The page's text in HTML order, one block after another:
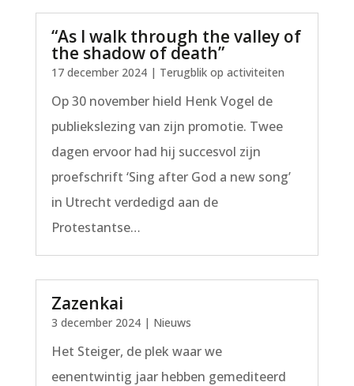
“As I walk through the valley of
the shadow of death”
17 december 2024 | Terugblik op activiteiten
Op 30 november hield Henk Vogel de
publiekslezing van zijn promotie. Twee
dagen ervoor had hij succesvol zijn
proefschrift ‘Sing after God a new song’
in Utrecht verdedigd aan de
Protestantse…
Zazenkai
3 december 2024 | Nieuws
Het Steiger, de plek waar we
eenentwintig jaar hebben gemediteerd